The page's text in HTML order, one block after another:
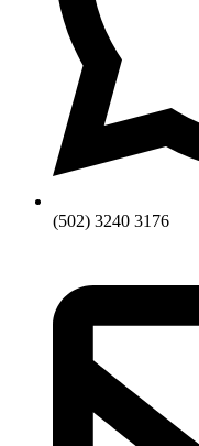
(502) 3240 3176